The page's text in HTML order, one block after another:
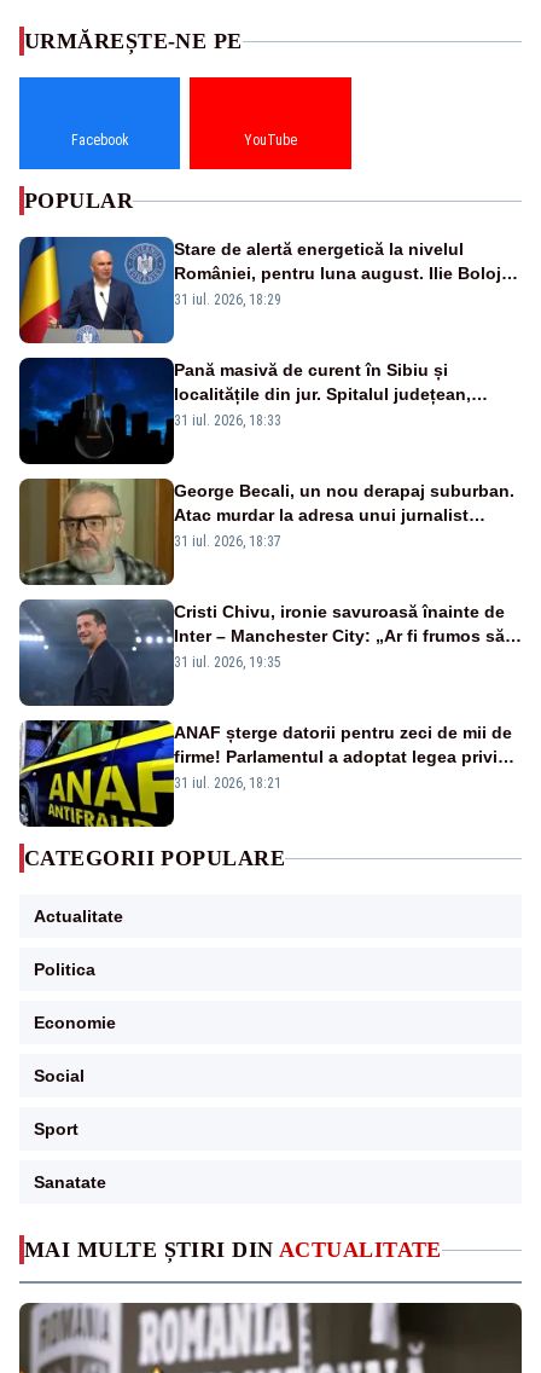
MAI MULTE ȘTIRI DIN ACTUALITATE
URMĂREȘTE-NE PE
Facebook YouTube
POPULAR
Stare de alertă energetică la nivelul
României, pentru luna august. Ilie Bolojan
a anunțat importuri și posibile restricții –
31 iul. 2026, 18:29
Pană masivă de curent în Sibiu și
localitățile din jur. Spitalul județean,
semafoarele, rețelele de telefonie, grav
31 iul. 2026, 18:33
George Becali, un nou derapaj suburban.
Atac murdar la adresa unui jurnalist
sportiv – AUDIO
31 iul. 2026, 18:37
Cristi Chivu, ironie savuroasă înainte de
Inter – Manchester City: „Ar fi frumos să
mai cumpărați și de la noi”
31 iul. 2026, 19:35
ANAF șterge datorii pentru zeci de mii de
firme! Parlamentul a adoptat legea privind
amnistia fiscală
31 iul. 2026, 18:21
CATEGORII POPULARE
Actualitate
Politica
Economie
Social
Sport
Sanatate